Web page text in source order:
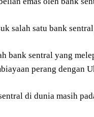
salah satu bank
bank sentral yang
perang dengan
di dunia masih